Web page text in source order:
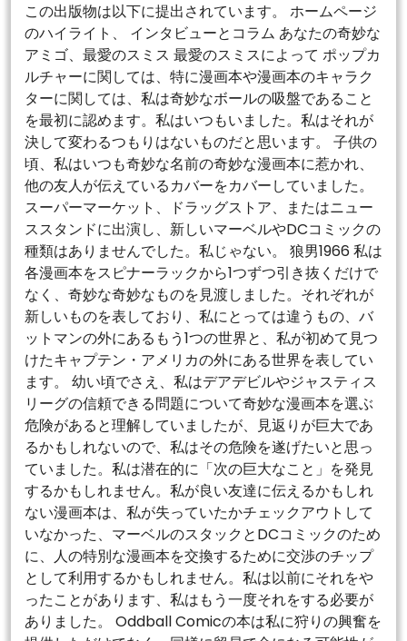
この出版物は以下に提出されています。 ホームページ
のハイライト、 インタビューとコラム あなたの奇妙な
アミゴ、最愛のスミス 最愛のスミスによって ポップカ
ルチャーに関しては、特に漫画本や漫画本のキャラク
ターに関しては、私は奇妙なボールの吸盤であること
を最初に認めます。私はいつもいました。私はそれが
決して変わるつもりはないものだと思います。 子供の
頃、私はいつも奇妙な名前の奇妙な漫画本に惹かれ、
他の友人が伝えているカバーをカバーしていました。
スーパーマーケット、ドラッグストア、またはニュー
ススタンドに出演し、新しいマーベルやDCコミックの
種類はありませんでした。私じゃない。 狼男1966 私は
各漫画本をスピナーラックから1つずつ引き抜くだけで
なく、奇妙な奇妙なものを見渡しました。それぞれが
新しいものを表しており、私にとっては違うもの、バ
ットマンの外にあるもう1つの世界と、私が初めて見つ
けたキャプテン・アメリカの外にある世界を表してい
ます。 幼い頃でさえ、私はデアデビルやジャスティス
リーグの信頼できる問題について奇妙な漫画本を選ぶ
危険があると理解していましたが、見返りが巨大であ
るかもしれないので、私はその危険を遂げたいと思っ
ていました。私は潜在的に「次の巨大なこと」を発見
するかもしれません。私が良い友達に伝えるかもしれ
ない漫画本は、私が失っていたかチェックアウトして
いなかった、マーベルのスタックとDCコミックのため
に、人の特別な漫画本を交換するために交渉のチップ
として利用するかもしれません。私は以前にそれをや
ったことがあります、私はもう一度それをする必要が
ありました。 Oddball Comicの本は私に狩りの興奮を